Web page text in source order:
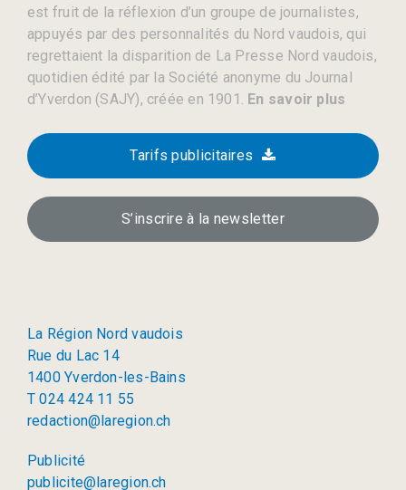
est fruit de la réflexion d’un groupe de journalistes,
appuyés par des personnalités du Nord vaudois, qui
regrettaient la disparition de La Presse Nord vaudois,
quotidien édité par la Société anonyme du Journal
d’Yverdon (SAJY), créée en 1901. En savoir plus
Tarifs publicitaires
S’inscrire à la newsletter
La Région Nord vaudois
Rue du Lac 14
1400 Yverdon-les-Bains
T 024 424 11 55
redaction@laregion.ch
Publicité
publicite@laregion.ch